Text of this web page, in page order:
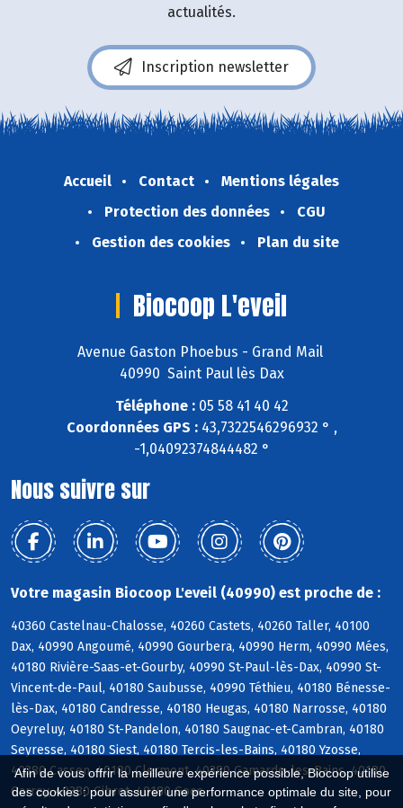
Afin de vous offrir la meilleure expérience possible, Biocoop utilise
des cookies : pour assurer une performance optimale du site, pour
actualités.
Inscription newsletter
Accueil Contact
Mentions légales
Protection des données
CGU
Gestion des cookies
Plan du site
Biocoop L'eveil
Avenue Gaston Phoebus - Grand Mail
40990 Saint Paul lès Dax
Téléphone :05 58 41 40 42
Coordonnées GPS :43,7322546296932 ° ,
-1,04092374844482 °
Nous suivre sur
Votre magasin Biocoop L'eveil (40990) est proche de :
40360 Castelnau-Chalosse, 40260 Castets, 40260 Taller, 40100
Dax, 40990 Angoumé, 40990 Gourbera, 40990 Herm, 40990 Mées,
40180 Rivière-Saas-et-Gourby, 40990 St-Paul-lès-Dax, 40990 St-
Vincent-de-Paul, 40180 Saubusse, 40990 Téthieu, 40180 Bénesse-
lès-Dax, 40180 Candresse, 40180 Heugas, 40180 Narrosse, 40180
Oeyreluy, 40180 St-Pandelon, 40180 Saugnac-et-Cambran, 40180
Seyresse, 40180 Siest, 40180 Tercis-les-Bains, 40180 Yzosse,
40380 Cassen, 40180 Clermont, 40380 Gamarde-les-Bains, 40180
Garrey, 40380 Gibret, 40180 Goos